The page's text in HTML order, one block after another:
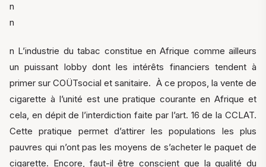
n
n
n L’industrie du tabac constitue en Afrique comme ailleurs
un puissant lobby dont les intérêts financiers tendent à
primer sur COÜTsocial et sanitaire. À ce propos, la vente de
cigarette à l’unité est une pratique courante en Afrique et
cela, en dépit de l’interdiction faite par l’art. 16 de la CCLAT.
Cette pratique permet d’attirer les populations les plus
pauvres qui n’ont pas les moyens de s’acheter le paquet de
cigarette. Encore, faut-il être conscient que la qualité du